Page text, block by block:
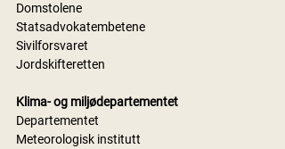
Domstolene
Statsadvokatembetene
Sivilforsvaret
Jordskifteretten
Klima- og miljødepartementet
Departementet
Meteorologisk institutt